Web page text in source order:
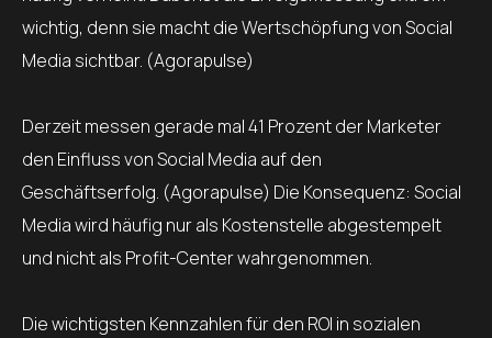
wichtig, denn sie macht die Wertschöpfung von Social
Media sichtbar. (Agorapulse)
Derzeit messen gerade mal 41 Prozent der Marketer
den Einfluss von Social Media auf den
Geschäftserfolg. (Agorapulse) Die Konsequenz: Social
Media wird häufig nur als Kostenstelle abgestempelt
und nicht als Profit-Center wahrgenommen.
Die wichtigsten Kennzahlen für den ROI in sozialen